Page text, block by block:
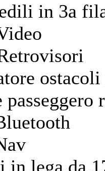
in 3a
in lega da